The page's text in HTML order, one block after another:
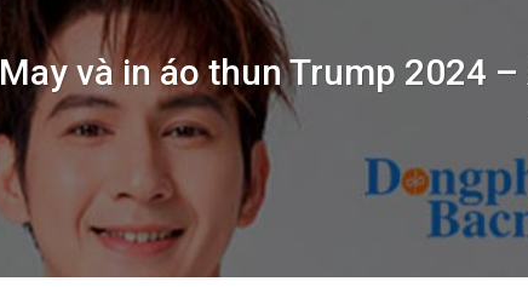
May và in áo thun Trump 2024